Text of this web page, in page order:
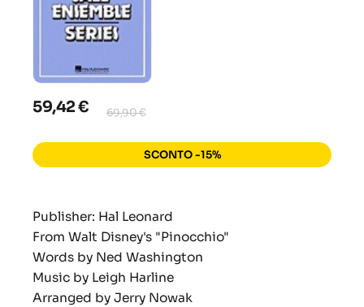
59,42 € 69,90 €
SCONTO -15%
Publisher: Hal Leonard
From Walt Disney's "Pinocchio"
Words by Ned Washington
Music by Leigh Harline
Arranged by Jerry Nowak